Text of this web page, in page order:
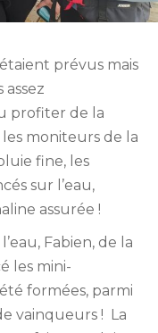
prévus mais
profiter de la
moniteurs de la
fine, les
sur l’eau,
assurée !
Fabien, de la
les mini-
formées, parmi
vainqueurs ! La